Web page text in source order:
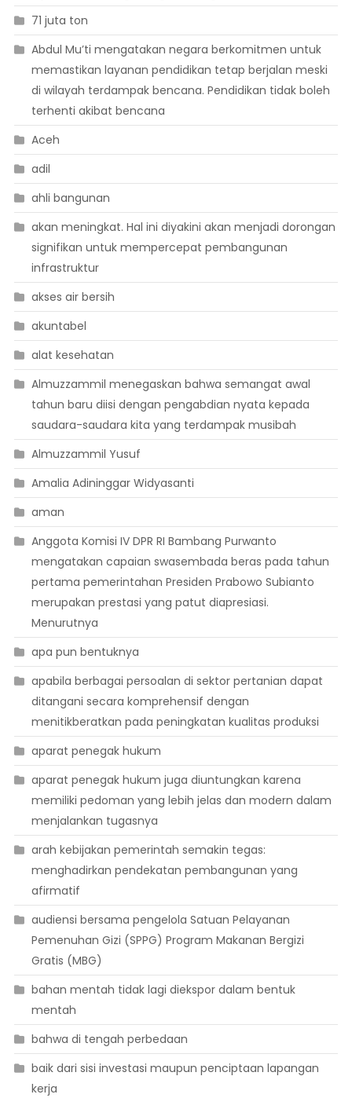
71 juta ton
Abdul Mu’ti mengatakan negara berkomitmen untuk
memastikan layanan pendidikan tetap berjalan meski
di wilayah terdampak bencana. Pendidikan tidak boleh
terhenti akibat bencana
Aceh
adil
ahli bangunan
akan meningkat. Hal ini diyakini akan menjadi dorongan
signifikan untuk mempercepat pembangunan
infrastruktur
akses air bersih
akuntabel
alat kesehatan
Almuzzammil menegaskan bahwa semangat awal
tahun baru diisi dengan pengabdian nyata kepada
saudara-saudara kita yang terdampak musibah
Almuzzammil Yusuf
Amalia Adininggar Widyasanti
aman
Anggota Komisi IV DPR RI Bambang Purwanto
mengatakan capaian swasembada beras pada tahun
pertama pemerintahan Presiden Prabowo Subianto
merupakan prestasi yang patut diapresiasi.
Menurutnya
apa pun bentuknya
apabila berbagai persoalan di sektor pertanian dapat
ditangani secara komprehensif dengan
menitikberatkan pada peningkatan kualitas produksi
aparat penegak hukum
aparat penegak hukum juga diuntungkan karena
memiliki pedoman yang lebih jelas dan modern dalam
menjalankan tugasnya
arah kebijakan pemerintah semakin tegas:
menghadirkan pendekatan pembangunan yang
afirmatif
audiensi bersama pengelola Satuan Pelayanan
Pemenuhan Gizi (SPPG) Program Makanan Bergizi
Gratis (MBG)
bahan mentah tidak lagi diekspor dalam bentuk
mentah
bahwa di tengah perbedaan
baik dari sisi investasi maupun penciptaan lapangan
kerja